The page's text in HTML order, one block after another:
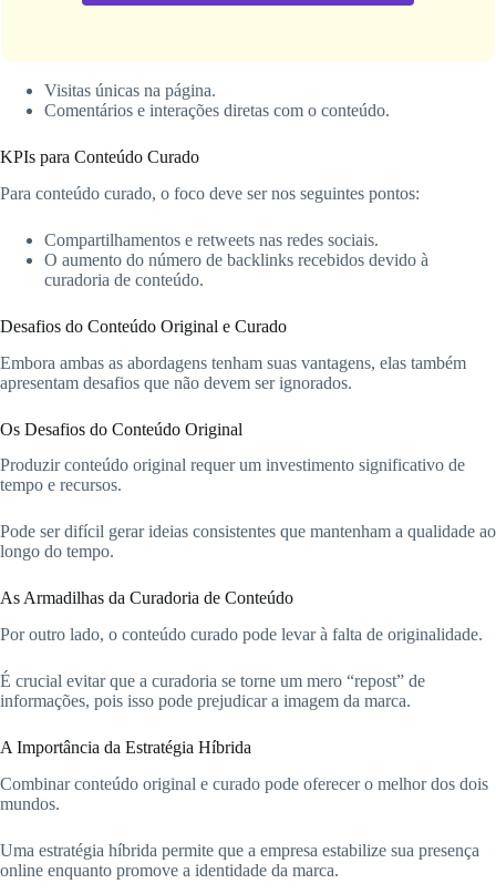
Visitas únicas na página.
Comentários e interações diretas com o conteúdo.
KPIs para Conteúdo Curado
Para conteúdo curado, o foco deve ser nos seguintes pontos:
Compartilhamentos e retweets nas redes sociais.
O aumento do número de backlinks recebidos devido à
curadoria de conteúdo.
Desafios do Conteúdo Original e Curado
Embora ambas as abordagens tenham suas vantagens, elas também
apresentam desafios que não devem ser ignorados.
Os Desafios do Conteúdo Original
Produzir conteúdo original requer um investimento significativo de
tempo e recursos.
Pode ser difícil gerar ideias consistentes que mantenham a qualidade ao
longo do tempo.
As Armadilhas da Curadoria de Conteúdo
Por outro lado, o conteúdo curado pode levar à falta de originalidade.
É crucial evitar que a curadoria se torne um mero “repost” de
informações, pois isso pode prejudicar a imagem da marca.
A Importância da Estratégia Híbrida
Combinar conteúdo original e curado pode oferecer o melhor dos dois
mundos.
Uma estratégia híbrida permite que a empresa estabilize sua presença
online enquanto promove a identidade da marca.